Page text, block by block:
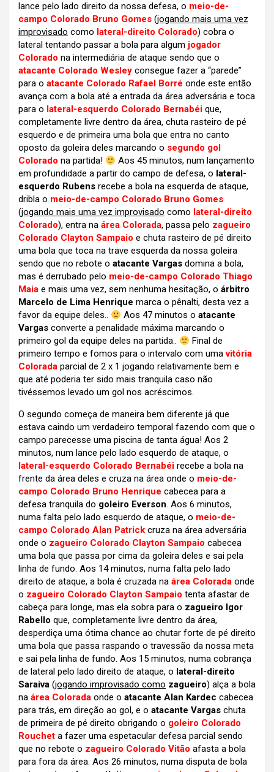
lance pelo lado direito da nossa defesa, o meio-de-
campo Colorado Bruno Gomes (jogando mais uma vez
improvisado como lateral-direito Colorado) cobra o
lateral tentando passar a bola para algum jogador
Colorado na intermediária de ataque sendo que o
atacante Colorado Wesley consegue fazer a “parede”
para o atacante Colorado Rafael Borré onde este então
avança com a bola até a entrada da área adversária e toca
para o lateral-esquerdo Colorado Bernabéi que,
completamente livre dentro da área, chuta rasteiro de pé
esquerdo e de primeira uma bola que entra no canto
oposto da goleira deles marcando o segundo gol
Colorado na partida!
Aos 45 minutos, num lançamento
em profundidade a partir do campo de defesa, o lateral-
esquerdo Rubens recebe a bola na esquerda de ataque,
dribla o meio-de-campo Colorado Bruno Gomes
(jogando mais uma vez improvisado como lateral-direito
Colorado), entra na área Colorada, passa pelo zagueiro
Colorado Clayton Sampaio e chuta rasteiro de pé direito
uma bola que toca na trave esquerda da nossa goleira
sendo que no rebote o atacante Vargas domina a bola,
mas é derrubado pelo meio-de-campo Colorado Thiago
Maia e mais uma vez, sem nenhuma hesitação, o árbitro
Marcelo de Lima Henrique marca o pênalti, desta vez a
favor da equipe deles..
Aos 47 minutos oatacante
Vargas converte a penalidade máxima marcando o
primeiro gol da equipe deles na partida..
Final de
primeiro tempo e fomos para o intervalo com umavitória
Colorada parcial de 2 x 1 jogando relativamente bem e
que até poderia ter sido mais tranquila caso não
tivéssemos levado um gol nos acréscimos.
O segundo começa de maneira bem diferente já que
estava caindo um verdadeiro temporal fazendo com que o
campo parecesse uma piscina de tanta água! Aos 2
minutos, num lance pelo lado esquerdo de ataque, o
lateral-esquerdo Colorado Bernabéi recebe a bola na
frente da área deles e cruza na área onde o meio-de-
campo Colorado Bruno Henrique cabecea para a
defesa tranquila do goleiro Everson. Aos 6 minutos,
numa falta pelo lado esquerdo de ataque, o meio-de-
campo Colorado Alan Patrick cruza na área adversária
onde o zagueiro Colorado Clayton Sampaio cabecea
uma bola que passa por cima da goleira deles e sai pela
linha de fundo. Aos 14 minutos, numa falta pelo lado
direito de ataque, a bola é cruzada na área Colorada onde
o zagueiro Colorado Clayton Sampaio tenta afastar de
cabeça para longe, mas ela sobra para o zagueiro Igor
Rabello que, completamente livre dentro da área,
desperdiça uma ótima chance ao chutar forte de pé direito
uma bola que passa raspando o travessão da nossa meta
e sai pela linha de fundo. Aos 15 minutos, numa cobrança
de lateral pelo lado direito de ataque, o lateral-direito
Saraiva (jogando improvisado como zagueiro) alça a bola
na área Colorada onde o atacante Alan Kardec cabecea
para trás, em direção ao gol, e o atacante Vargas chuta
de primeira de pé direito obrigando o goleiro Colorado
Rouchet a fazer uma espetacular defesa parcial sendo
que no rebote o zagueiro Colorado Vitão afasta a bola
para fora da área. Aos 26 minutos, numa disputa de bola